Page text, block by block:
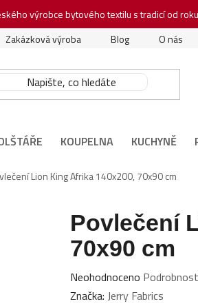
výrobce bytového textilu s tradicí od
Zakázková výroba Blog O nás
KOUPELNA KUCHYNĚ
Lion King Afrika 140x200, 70x90 cm
Povlečení
70x90 cm
Průměrné
hodnocení
Neohodnoceno
Značka: Jerry Fabrics